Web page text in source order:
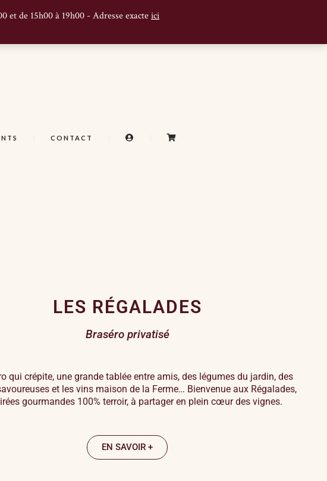
CONTACT
LES RÉGALADES
Braséro privatisé
qui crépite, une grande tablée entre amis, des légumes du jardin, des
et les vins maison de la Ferme… Bienvenue aux Régalades,
gourmandes 100% terroir, à partager en plein cœur des vignes.
EN SAVOIR +
et de 15h00 à 19h00 - Adresse exacteici